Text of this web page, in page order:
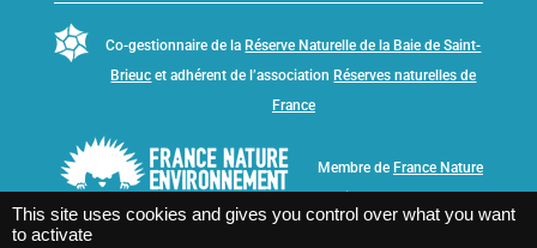
Co-gestionnaire de la Réserve Naturelle de la Baie de Saint-
Brieuc et adhérent de l’association Réserves naturelles de
France
Membre de France Nature
This site uses cookies and gives you control over what you want
to activate